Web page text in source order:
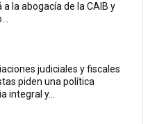
a la abogacía de la CAIB y
judiciales y fiscales
piden una política
integral y...